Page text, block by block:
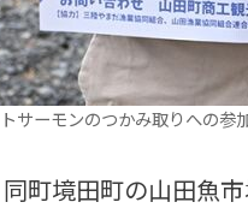
サーモンのつかみ取りへの
町境田町の山田魚